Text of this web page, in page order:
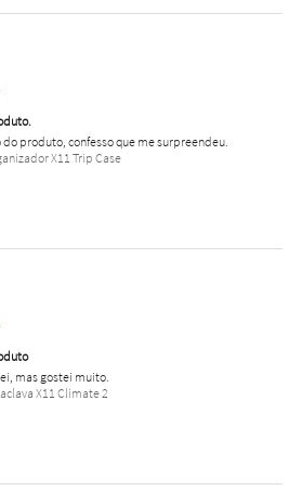
produto, confesso que me surpreendeu.
X11 Trip Case
mas gostei muito.
X11 Climate 2